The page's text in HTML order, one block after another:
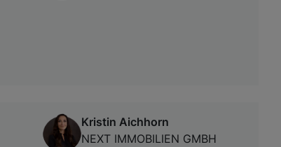
Kristin Aichhorn
NEXT IMMOBILIEN GMBH